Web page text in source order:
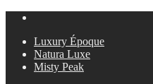
Luxury Époque
Natura Luxe
Misty Peak